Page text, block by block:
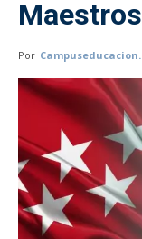
Por